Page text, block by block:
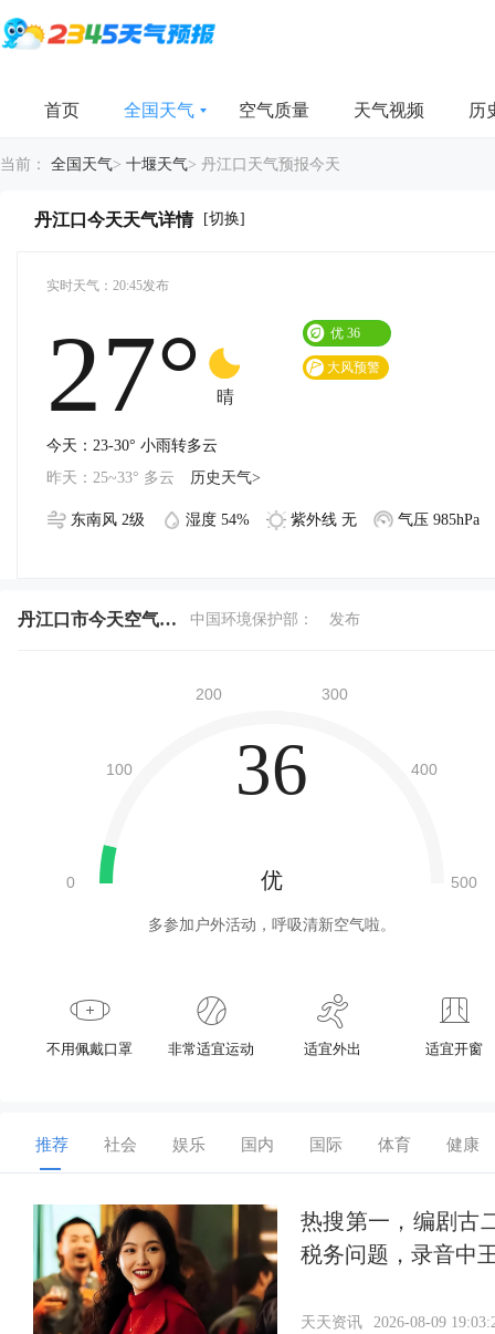
首页 全国天气 空气质量 天气视频 历
当前： 全国天气> 十堰天气> 丹江口天气预报今天
丹江口今天天气详情 [切换]
实时天气：20:45发布
27° 晴
优 36
大风预警
今天：23-30° 小雨转多云
昨天：25~33° 多云
历史天气>
东南风 2级 湿度 54% 紫外线 无 气压 985hPa
丹江口市今天空气质量 中国环境保护部： 发布
36
优
多参加户外活动，呼吸清新空气啦。
不用佩戴口罩 非常适宜运动 适宜外出 适宜开窗
推荐 社会 娱乐 国内 国际 体育 健康
热搜第一，编剧古
税务问题，录音中
天天资讯 2026-08-09